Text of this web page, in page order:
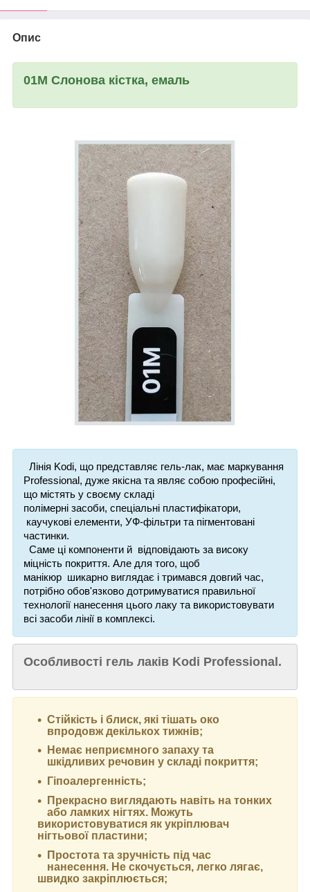
Опис
01M Слонова кістка, емаль
Лінія Kodi, що представляє гель-лак, має маркування
Professional, дуже якісна та являє собою професійні,
що містять у своєму складі
полімерні засоби, спеціальні пластифікатори,
каучукові елементи, УФ-фільтри та пігментовані
частинки.
Саме ці компоненти й відповідають за високу
міцність покриття. Але для того, щоб
манікюр шикарно виглядає і тримався довгий час,
потрібно обов'язково дотримуватися правильної
технології нанесення цього лаку та використовувати
всі засоби лінії в комплексі.
Особливості гель лаків Kodi Professional.
Стійкість і блиск, які тішать око
впродовж декількох тижнів;
Немає неприємного запаху та
шкідливих речовин у складі покриття;
Гіпоалергенність;
Прекрасно виглядають навіть на тонких
або ламких нігтях. Можуть
використовуватися як укріплювач
нігтьової пластини;
Простота та зручність під час
нанесення. Не скочується, легко лягає,
швидко закріплюється;